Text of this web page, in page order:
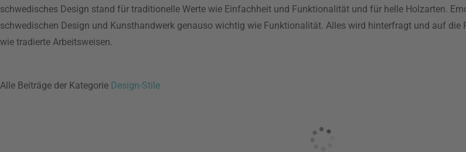
schwedisches Design stand für traditionelle Werte wie Einfachheit und Funktionalität und für helle Holzarten.
schwedischen Design und Kunsthandwerk genauso wichtig wie Funktionalität. Alles wird hinterfragt und auf die
wie tradierte Arbeitsweisen.
Alle Beiträge der Kategorie Design-Stile